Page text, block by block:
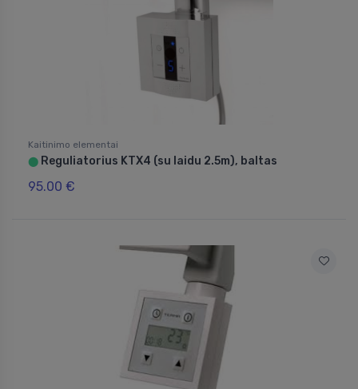
Kaitinimo elementai
⬤ Reguliatorius KTX4 (su laidu 2.5m), baltas
95.00 €